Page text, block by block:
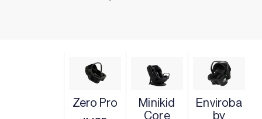
Zero Pro
Minikid
Core
Enviroba
by